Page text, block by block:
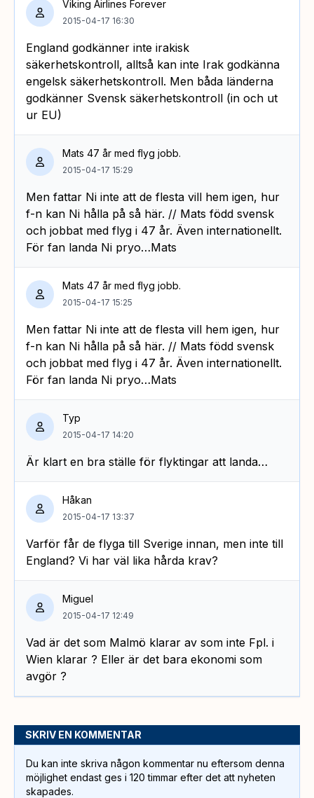
Viking Airlines Forever
2015-04-17 16:30
England godkänner inte irakisk
säkerhetskontroll, alltså kan inte Irak godkänna
engelsk säkerhetskontroll. Men båda länderna
godkänner Svensk säkerhetskontroll (in och ut
ur EU)
Mats 47 år med flyg jobb.
2015-04-17 15:29
Men fattar Ni inte att de flesta vill hem igen, hur
f-n kan Ni hålla på så här. // Mats född svensk
och jobbat med flyg i 47 år. Även internationellt.
För fan landa Ni pryo…Mats
Mats 47 år med flyg jobb.
2015-04-17 15:25
Men fattar Ni inte att de flesta vill hem igen, hur
f-n kan Ni hålla på så här. // Mats född svensk
och jobbat med flyg i 47 år. Även internationellt.
För fan landa Ni pryo…Mats
Typ
2015-04-17 14:20
Är klart en bra ställe för flyktingar att landa…
Håkan
2015-04-17 13:37
Varför får de flyga till Sverige innan, men inte till
England? Vi har väl lika hårda krav?
Miguel
2015-04-17 12:49
Vad är det som Malmö klarar av som inte Fpl. i
Wien klarar ? Eller är det bara ekonomi som
avgör ?
SKRIV EN KOMMENTAR
Du kan inte skriva någon kommentar nu eftersom denna
möjlighet endast ges i 120 timmar efter det att nyheten
skapades.